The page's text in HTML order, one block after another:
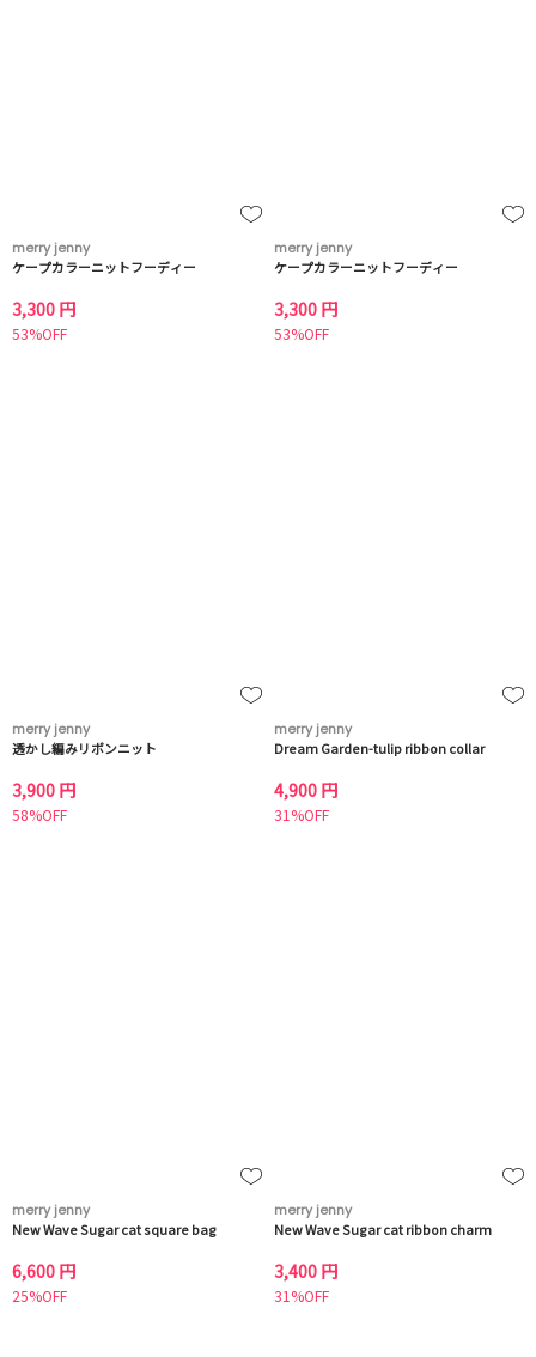
merry jenny
ケープカラーニットフーディー
3,300 円
53%OFF
merry jenny
ケープカラーニットフーディー
3,300 円
53%OFF
merry jenny
透かし編みリボンニット
3,900 円
58%OFF
merry jenny
Dream Garden-tulip ribbon collar
4,900 円
31%OFF
merry jenny
New Wave Sugar cat square bag
6,600 円
25%OFF
merry jenny
New Wave Sugar cat ribbon charm
3,400 円
31%OFF